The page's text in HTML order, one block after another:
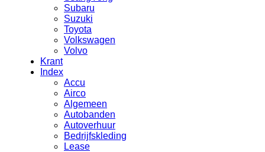
Subaru
Suzuki
Toyota
Volkswagen
Volvo
Krant
Index
Accu
Airco
Algemeen
Autobanden
Autoverhuur
Bedrijfskleding
Lease